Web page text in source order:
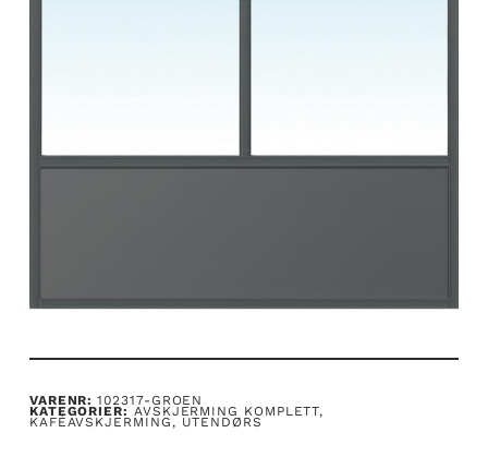
VARENR:102317-GROEN
KATEGORIER: AVSKJERMING KOMPLETT,
KAFÉAVSKJERMING, UTENDØRS